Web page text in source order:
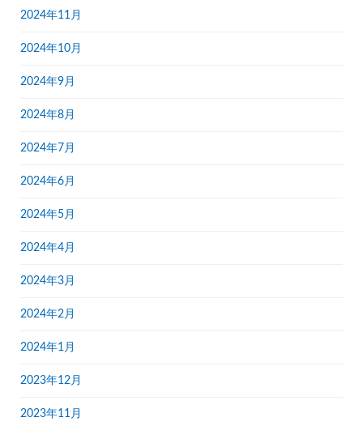
2024年11月
2024年10月
2024年9月
2024年8月
2024年7月
2024年6月
2024年5月
2024年4月
2024年3月
2024年2月
2024年1月
2023年12月
2023年11月